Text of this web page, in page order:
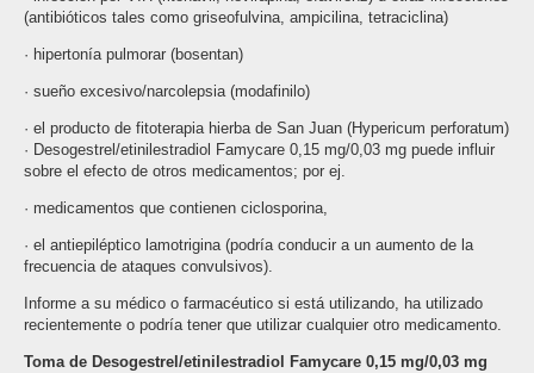
(antibióticos tales como griseofulvina, ampicilina, tetraciclina)
· hipertonía pulmorar (bosentan)
· sueño excesivo/narcolepsia (modafinilo)
· el producto de fitoterapia hierba de San Juan (Hypericum perforatum)
· Desogestrel/etinilestradiol Famycare 0,15 mg/0,03 mg puede influir
sobre el efecto de otros medicamentos; por ej.
· medicamentos que contienen ciclosporina,
· el antiepiléptico lamotrigina (podría conducir a un aumento de la
frecuencia de ataques convulsivos).
Informe a su médico o farmacéutico si está utilizando, ha utilizado
recientemente o podría tener que utilizar cualquier otro medicamento.
Toma de Desogestrel/etinilestradiol Famycare 0,15 mg/0,03 mg